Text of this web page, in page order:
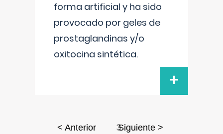
forma artificial y ha sido
provocado por geles de
prostaglandinas y/o
oxitocina sintética.
+
< Anterior 3Siguiente >